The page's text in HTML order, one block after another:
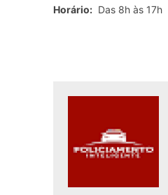
Horário: Das 8h às 17h